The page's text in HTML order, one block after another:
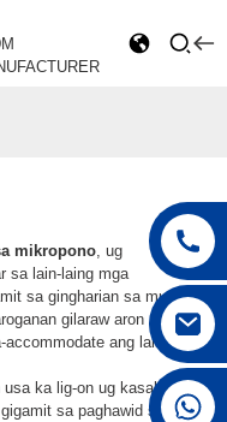
15168592711
mikropono, ug
sa lain-laing mga
sa gingharian sa musika
gilaraw aron
ang lainlaing
ka lig-on ug kasaligan
sa paghawid sa mga